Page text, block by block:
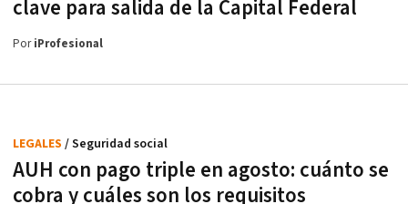
clave para salida de la Capital Federal
PoriProfesional
AUH con pago triple en agosto: cuánto se
cobra y cuáles son los requisitos
LEGALES / Seguridad social